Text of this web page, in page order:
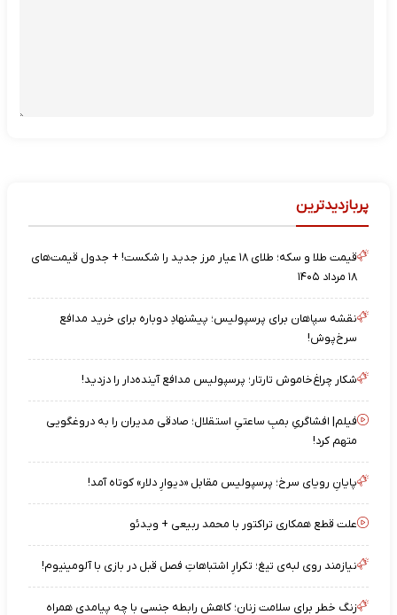
پربازدیدترین
قیمت طلا و سکه؛ طلای ۱۸ عیار مرز جدید را شکست! + جدول قیمت‌های
۱۸ مرداد ۱۴۰۵
نقشه‌ سپاهان برای پرسپولیس؛ پیشنهادِ دوباره برای خرید مدافع
سرخ‌پوش!
شکار چراغ‌خاموش تارتار؛ پرسپولیس مدافع آینده‌دار را دزدید!
فیلم| افشاگریِ بمبِ ساعتیِ استقلال؛ صادقی مدیران را به دروغگویی
متهم کرد!
پایانِ رویای سرخ؛ پرسپولیس مقابل «دیوارِ دلار» کوتاه آمد!
علت قطع همکاری تراکتور با محمد ربیعی + ویدئو
نیازمند روی لبه‌ی تیغ؛ تکرارِ اشتباهاتِ فصل قبل در بازی با آلومینیوم!
زنگ خطر برای سلامت زنان؛ کاهش رابطه جنسی با چه پیامدی همراه